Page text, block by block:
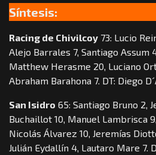
Síntesis:
Racing de Chivilcoy 73: Lucio
Alejo Barrales 7, Santiago Assum
Matthew Herasme 20, Luciano
Abraham Barahona 7. DT: Diego
San Isidro 65: Santiago Bruno 2,
Buchaillot 10, Manuel Lambrisca
Nicolás Álvarez 10, Jeremías
Julián Eydallín 4, Lautaro Mare 7.